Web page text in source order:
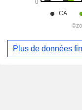
Plus de données